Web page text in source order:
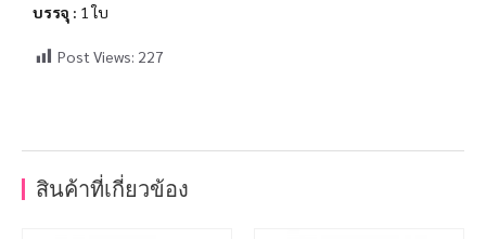
บรรจุ : 1 ใบ
Post Views: 227
สินค้าที่เกี่ยวข้อง